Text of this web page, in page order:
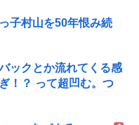
子村山を50年恨み続
ックとか流れてくる感
！？ って超凹む。つ